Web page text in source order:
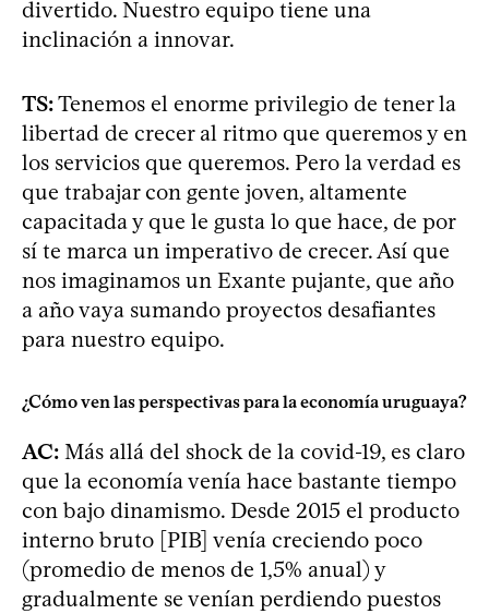
divertido. Nuestro equipo tiene una
inclinación a innovar.
TS:Tenemos el enorme privilegio de tener la
libertad de crecer al ritmo que queremos y en
los servicios que queremos. Pero la verdad es
que trabajar con gente joven, altamente
capacitada y que le gusta lo que hace, de por
sí te marca un imperativo de crecer. Así que
nos imaginamos un Exante pujante, que año
a año vaya sumando proyectos desafiantes
para nuestro equipo.
¿Cómo ven las perspectivas para la economía uruguaya?
AC: Más allá del shock de la covid-19, es claro
que la economía venía hace bastante tiempo
con bajo dinamismo. Desde 2015 el producto
interno bruto [PIB] venía creciendo poco
(promedio de menos de 1,5% anual) y
gradualmente se venían perdiendo puestos